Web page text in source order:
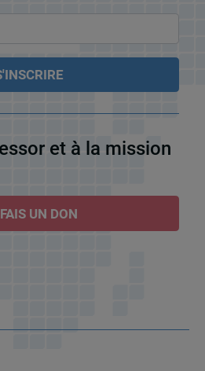
et à la mission
UN DON